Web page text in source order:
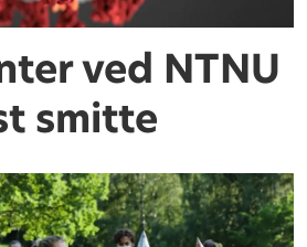
ved NTNU
smitte